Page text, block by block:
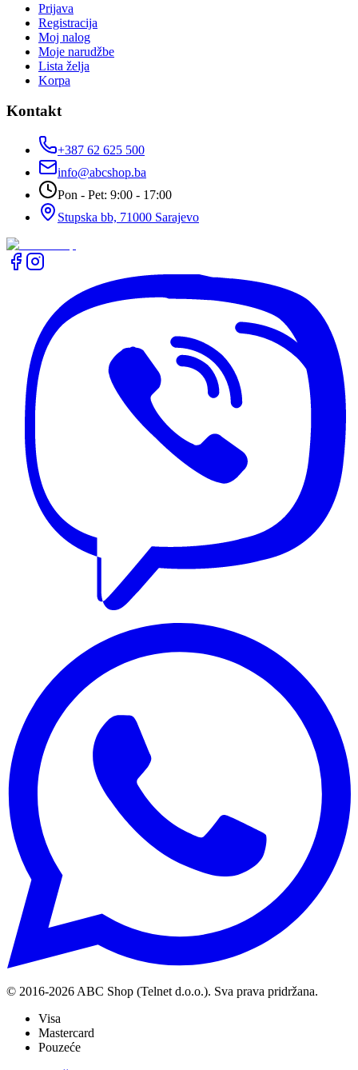
Prijava
Registracija
Moj nalog
Moje narudžbe
Lista želja
Korpa
Kontakt
+387 62 625 500
info@abcshop.ba
Pon - Pet: 9:00 - 17:00
Stupska bb, 71000 Sarajevo
© 2016-2026 ABC Shop (Telnet d.o.o.). Sva prava pridržana.
Visa
Mastercard
Pouzeće